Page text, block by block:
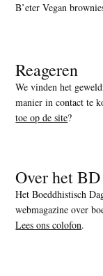
B’eter Vegan
Reageren
We vinden het
manier in contact te
toe op de site?
Over het BD
Het Boeddhistisch
webmagazine over
Lees ons colofon.